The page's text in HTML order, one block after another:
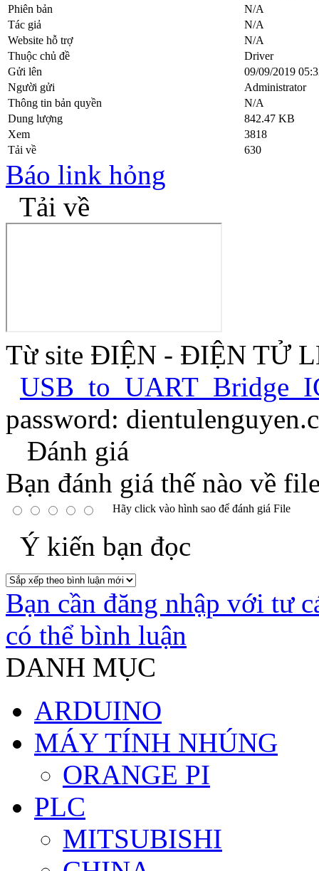
Phiên bản
N/A
Tác giả
N/A
Website hỗ trợ
N/A
Thuộc chủ đề
Driver
Gửi lên
09/09/2019
Người gửi
Administrator
Thông tin bản quyền
N/A
Dung lượng
842.47 KB
Xem
3818
Tải về
630
Báo link hỏng
Tải về
Từ site ĐIỆN - ĐIỆN TỬ
password:
Đánh giá
Bạn đánh giá thế nào về
Hãy click vào hình sao để đánh giá File
Ý kiến bạn đọc
Bạn cần đăng nhập với tư
có thể bình luận
DANH MỤC
ARDUINO
MÁY TÍNH NHÚNG
ORANGE PI
PLC
MITSUBISHI